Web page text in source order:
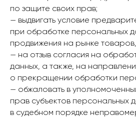
по защите своих прав;
— выдвигать условие
при обработке персональных
продвижения на рынке товаров,
— на отзыв согласия на
данных, а также, на
о прекращении обработки
— обжаловать в
прав субъектов персональных
в судебном порядке